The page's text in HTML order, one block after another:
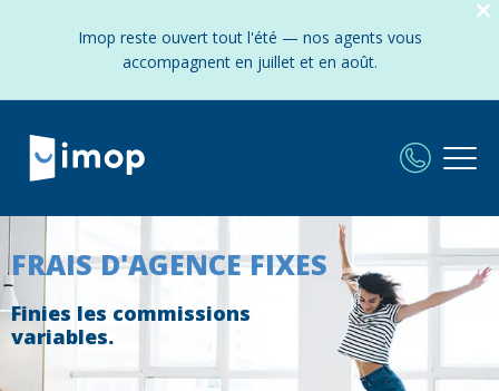
Imop reste ouvert tout l'été — nos agents vous
accompagnent en juillet et en août.
FRAIS D'AGENCE FIXES
Finies les commissions
variables.